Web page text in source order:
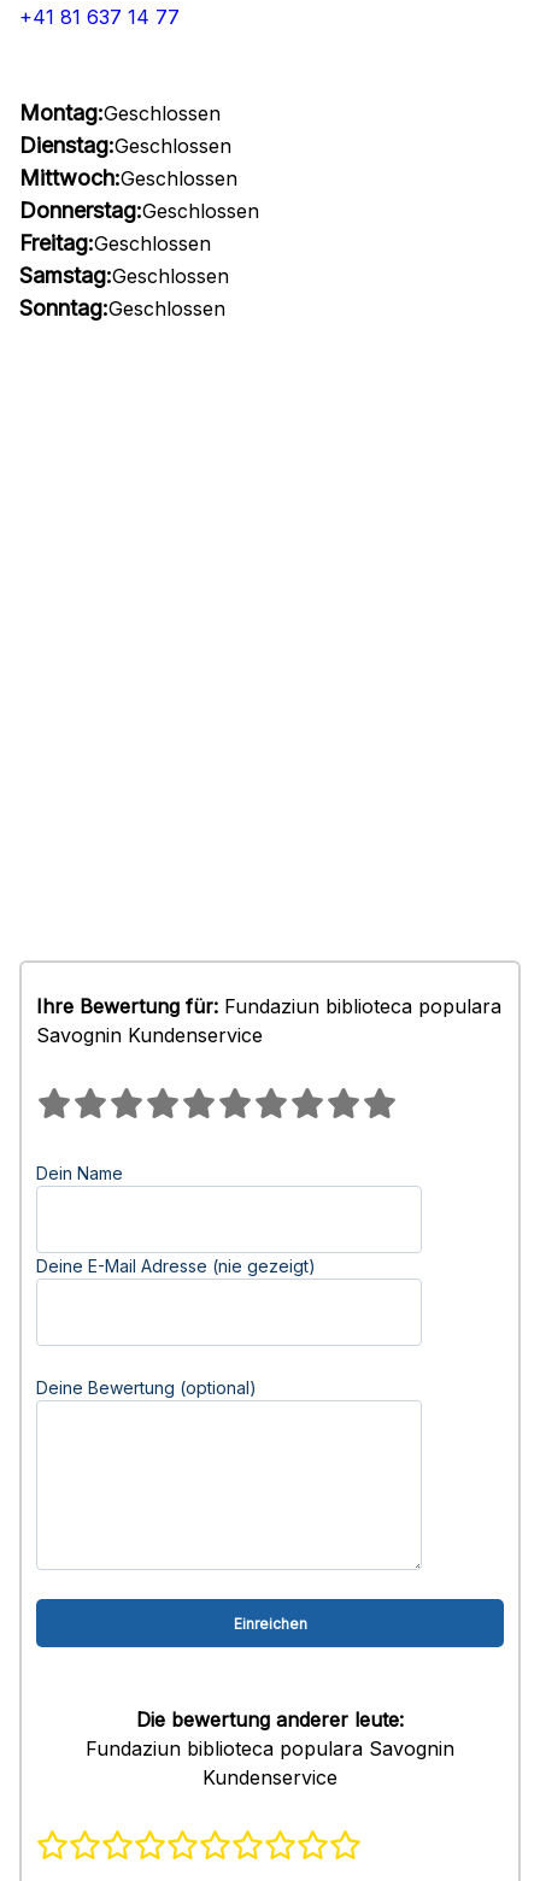
+41 81 637 14 77
Montag:Geschlossen
Dienstag:Geschlossen
Mittwoch:Geschlossen
Donnerstag:Geschlossen
Freitag:Geschlossen
Samstag:Geschlossen
Sonntag:Geschlossen
Ihre Bewertung für: Fundaziun biblioteca populara
Savognin Kundenservice
Dein Name
Deine E-Mail Adresse (nie gezeigt)
Deine Bewertung (optional)
Die bewertung anderer leute:
Fundaziun biblioteca populara Savognin
Kundenservice